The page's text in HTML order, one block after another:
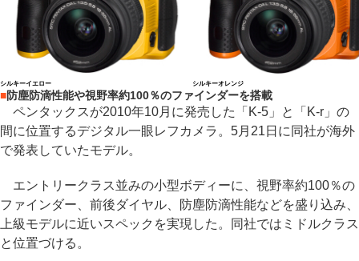
シルキーイエロー シルキーオレンジ
■防塵防滴性能や視野率約100％のファインダーを搭載
ペンタックスが2010年10月に発売した「K-5」と「K-r」の
間に位置するデジタル一眼レフカメラ。5月21日に同社が海外
で発表していたモデル。
エントリークラス並みの小型ボディーに、視野率約100％の
ファインダー、前後ダイヤル、防塵防滴性能などを盛り込み、
上級モデルに近いスペックを実現した。同社ではミドルクラス
と位置づける。